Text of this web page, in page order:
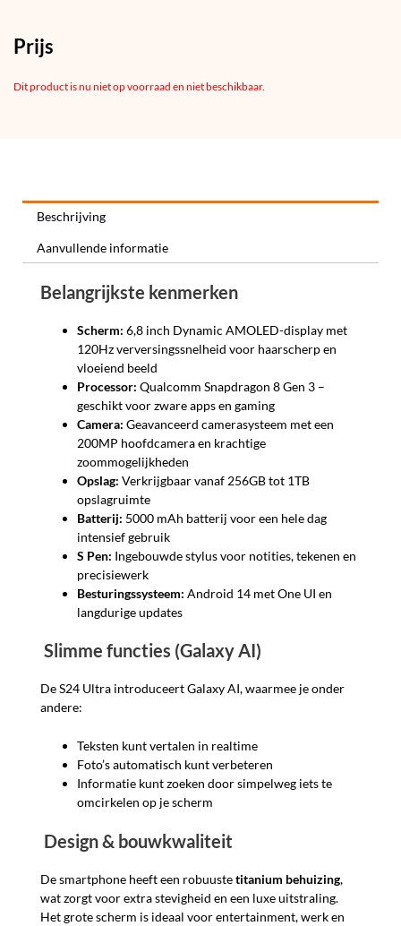
Prijs
Dit product is nu niet op voorraad en niet beschikbaar.
Beschrijving
Aanvullende informatie
Belangrijkste kenmerken
Scherm: 6,8 inch Dynamic AMOLED-display met
120Hz verversingssnelheid voor haarscherp en
vloeiend beeld
Processor: Qualcomm Snapdragon 8 Gen 3 –
geschikt voor zware apps en gaming
Camera: Geavanceerd camerasysteem met een
200MP hoofdcamera en krachtige
zoommogelijkheden
Opslag: Verkrijgbaar vanaf 256GB tot 1TB
opslagruimte
Batterij: 5000 mAh batterij voor een hele dag
intensief gebruik
S Pen: Ingebouwde stylus voor notities, tekenen en
precisiewerk
Besturingssysteem: Android 14 met One UI en
langdurige updates
Slimme functies (Galaxy AI)
De S24 Ultra introduceert Galaxy AI, waarmee je onder
andere:
Teksten kunt vertalen in realtime
Foto’s automatisch kunt verbeteren
Informatie kunt zoeken door simpelweg iets te
omcirkelen op je scherm
Design & bouwkwaliteit
De smartphone heeft een robuustetitanium behuizing,
wat zorgt voor extra stevigheid en een luxe uitstraling.
Het grote scherm is ideaal voor entertainment, werk en